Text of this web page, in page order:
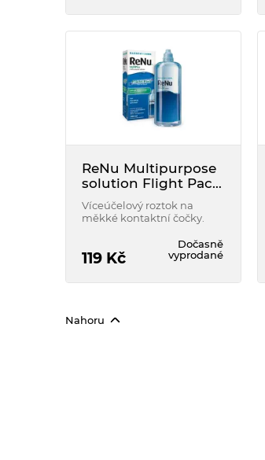
ReNu Multipurpose
solution Flight Pack
100 ml
Víceúčelový roztok na
měkké kontaktní čočky.
119 Kč
Dočasně
vyprodané
Nahoru